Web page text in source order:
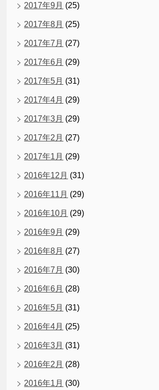
2017年9月 (25)
2017年8月 (25)
2017年7月 (27)
2017年6月 (29)
2017年5月 (31)
2017年4月 (29)
2017年3月 (29)
2017年2月 (27)
2017年1月 (29)
2016年12月 (31)
2016年11月 (29)
2016年10月 (29)
2016年9月 (29)
2016年8月 (27)
2016年7月 (30)
2016年6月 (28)
2016年5月 (31)
2016年4月 (25)
2016年3月 (31)
2016年2月 (28)
2016年1月 (30)